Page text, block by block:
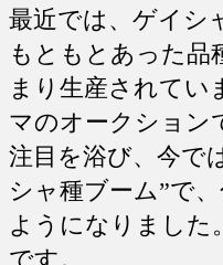
最近では、ゲイシ
もともとあった品
まり生産されてい
マのオークション
注目を浴び、今で
シャ種ブーム”で
ようになりました
です。